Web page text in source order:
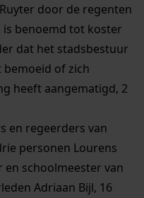
door de regenten
is benoemd tot koster
dat het stadsbestuur
of zich
heeft aangematigd, 2
en regeerders van
personen Lourens
en schoolmeester van
Adriaan Bijl, 16